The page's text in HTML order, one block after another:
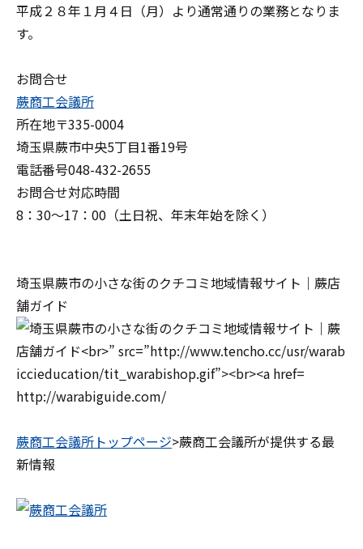
平成２８年１月４日（月）より通常通りの業務となりま
す。
お問合せ
蕨商工会議所
所在地〒335-0004
埼玉県蕨市中央5丁目1番19号
電話番号048-432-2655
お問合せ対応時間
8：30～17：00（土日祝、年末年始を除く）
埼玉県蕨市の小さな街のクチコミ地域情報サイト｜蕨店
舗ガイド
http://warabiguide.com/
蕨商工会議所トップページ>蕨商工会議所が提供する最
新情報